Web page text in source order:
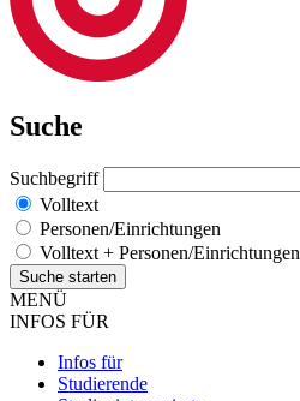
Suche
Suchbegriff
Volltext
Personen/Einrichtungen
Volltext + Personen/Einrichtungen
MENÜ
INFOS FÜR
Infos für
Studierende